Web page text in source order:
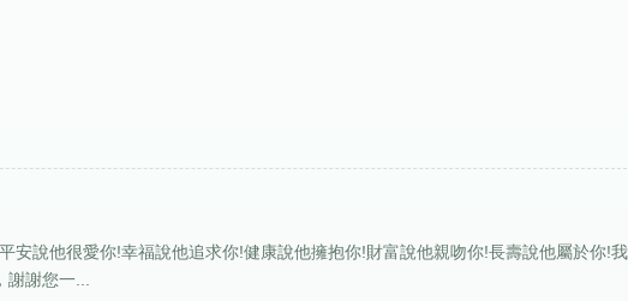
安說他很愛你!幸福說他追求你!健康說他擁抱你!財富說他親吻你!長壽說他屬於你!
謝您一...